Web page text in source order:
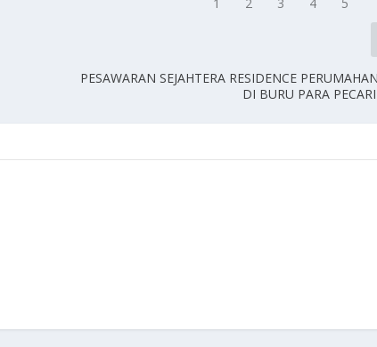
PESAWARAN SEJAHTERA RESIDENCE
DI BURU PARA